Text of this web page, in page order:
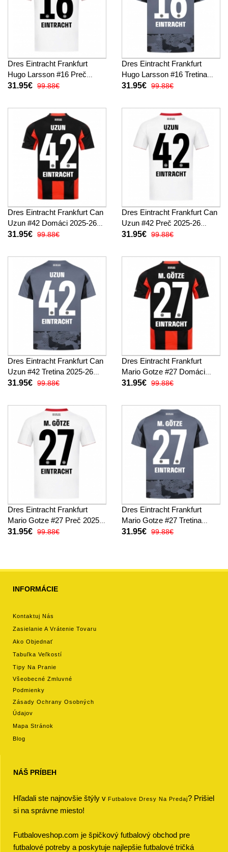
Dres Eintracht Frankfurt
Hugo Larsson #16 Preč
2025-26 Krátky Rukáv
31.95€ 99.88€
Dres Eintracht Frankfurt
Hugo Larsson #16 Tretina
2025-26 Krátky Rukáv
31.95€ 99.88€
Dres Eintracht Frankfurt Can
Uzun #42 Domáci 2025-26
Krátky Rukáv
31.95€ 99.88€
Dres Eintracht Frankfurt Can
Uzun #42 Preč 2025-26
Krátky Rukáv
31.95€ 99.88€
Dres Eintracht Frankfurt Can
Uzun #42 Tretina 2025-26
Krátky Rukáv
31.95€ 99.88€
Dres Eintracht Frankfurt
Mario Gotze #27 Domáci
2025-26 Krátky Rukáv
31.95€ 99.88€
Dres Eintracht Frankfurt
Mario Gotze #27 Preč 2025-
26 Krátky Rukáv
31.95€ 99.88€
Dres Eintracht Frankfurt
Mario Gotze #27 Tretina
2025-26 Krátky Rukáv
31.95€ 99.88€
INFORMÁCIE
Kontaktuj Nás
Zasielanie A Vrátenie Tovaru
Ako Objednať
Tabuľka Veľkostí
Tipy Na Pranie
Všeobecné Zmluvné
Podmienky
Zásady Ochrany Osobných
Údajov
Mapa Stránok
Blog
NÁŠ PRÍBEH
Hľadali ste najnovšie štýly v Futbalove Dresy Na Predaj? Prišiel
si na správne miesto!
Futbaloveshop.com je špičkový futbalový obchod pre
futbalové potreby a poskytuje najlepšie futbalové tričká